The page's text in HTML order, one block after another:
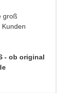
groß
- ob original